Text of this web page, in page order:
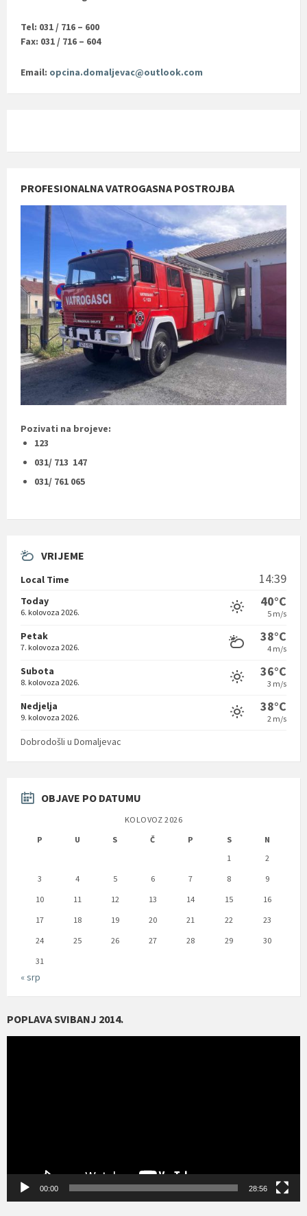
Tel: 031 / 716 – 600
Fax: 031 / 716 – 604
Email: opcina.domaljevac@outlook.com
PROFESIONALNA VATROGASNA POSTROJBA
Pozivati na brojeve:
123
031/ 713 147
031/ 761 065
VRIJEME
Local Time 14:39
Today
6. kolovoza 2026.
40°C
5 m/s
Petak
7. kolovoza 2026.
38°C
4 m/s
Subota
8. kolovoza 2026.
36°C
3 m/s
Nedjelja
9. kolovoza 2026.
38°C
2 m/s
Dobrodošli u Domaljevac
OBJAVE PO DATUMU
KOLOVOZ 2026
P
U S Č P S
N
1
2
3
4 5 6 7 8
9
10
11 12 13 14 15
16
17
18 19 20 21 22
23
24
25 26 27 28 29
30
31
« srp
POPLAVA SVIBANJ 2014.
00:00 28:56